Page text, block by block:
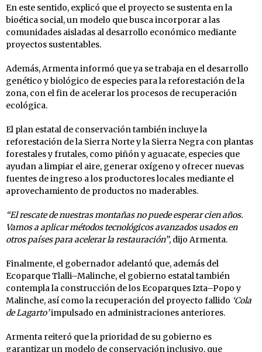
En este sentido, explicó que el proyecto se sustenta en la
bioética social, un modelo que busca incorporar a las
comunidades aisladas al desarrollo económico mediante
proyectos sustentables.
Además, Armenta informó que ya se trabaja en el desarrollo
genético y biológico de especies para la reforestación de la
zona, con el fin de acelerar los procesos de recuperación
ecológica.
El plan estatal de conservación también incluye la
reforestación de la Sierra Norte y la Sierra Negra con plantas
forestales y frutales, como piñón y aguacate, especies que
ayudan a limpiar el aire, generar oxígeno y ofrecer nuevas
fuentes de ingreso a los productores locales mediante el
aprovechamiento de productos no maderables.
“El rescate de nuestras montañas no puede esperar cien años.
Vamos a aplicar métodos tecnológicos avanzados usados en
otros países para acelerar la restauración”, dijo Armenta.
Finalmente, el gobernador adelantó que, además del
Ecoparque Tlalli–Malinche, el gobierno estatal también
contempla la construcción de los Ecoparques Izta–Popo y
Malinche, así como la recuperación del proyecto fallido ‘Cola
de Lagarto’impulsado en administraciones anteriores.
Armenta reiteró que la prioridad de su gobierno es
garantizar un modelo de conservación inclusivo, que